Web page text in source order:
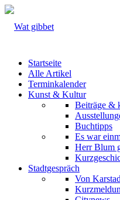
Startseite
Alle Artikel
Terminkalender
Kunst & Kultur
Beiträge &
Buchtipps
Es war
Herr Blum
Stadtgespräch
Von